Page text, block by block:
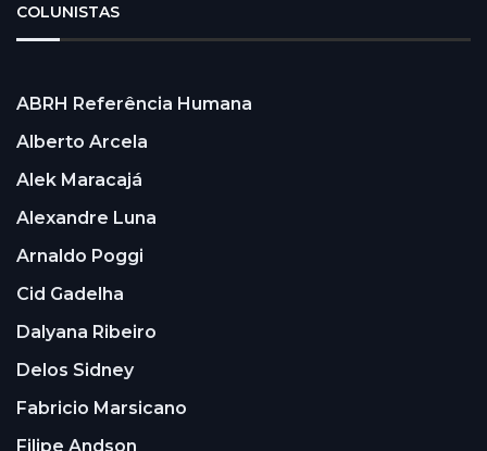
COLUNISTAS
ABRH Referência Humana
Alberto Arcela
Alek Maracajá
Alexandre Luna
Arnaldo Poggi
Cid Gadelha
Dalyana Ribeiro
Delos Sidney
Fabricio Marsicano
Filipe Andson